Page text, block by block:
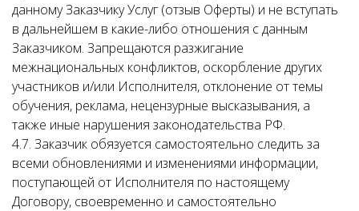
данному Заказчику Услуг (отзыв Оферты) и не вступать
в дальнейшем в какие-либо отношения с данным
Заказчиком. Запрещаются разжигание
межнациональных конфликтов, оскорбление других
участников и/или Исполнителя, отклонение от темы
обучения, реклама, нецензурные высказывания, а
также иные нарушения законодательства РФ.
4.7. Заказчик обязуется самостоятельно следить за
всеми обновлениями и изменениями информации,
поступающей от Исполнителя по настоящему
Договору, своевременно и самостоятельно